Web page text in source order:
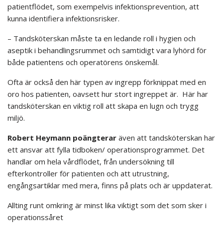
patientflödet, som exempelvis infektionsprevention, att
kunna identifiera infektionsrisker.
– Tandsköterskan måste ta en ledande roll i hygien och
aseptik i behandlingsrummet och samtidigt vara lyhörd för
både patientens och operatörens önskemål.
Ofta är också den här typen av ingrepp förknippat med en
oro hos patienten, oavsett hur stort ingreppet är. Här har
tandsköterskan en viktig roll att skapa en lugn och trygg
miljö.
Robert Heymann poängterar även att tandsköterskan har
ett ansvar att fylla tidboken/ operationsprogrammet. Det
handlar om hela vårdflödet, från undersökning till
efterkontroller för patienten och att utrustning,
engångsartiklar med mera, finns på plats och är uppdaterat.
Allting runt omkring är minst lika viktigt som det som sker i
operationssåret